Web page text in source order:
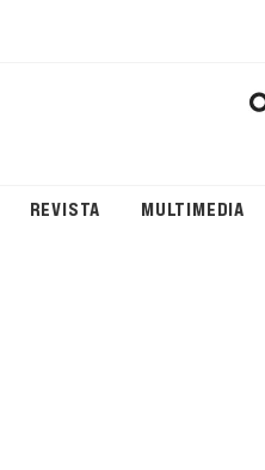
REVISTA MULTIMEDIA